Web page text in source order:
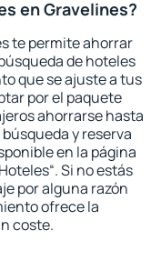
en Gravelines?
te permite ahorrar
de hoteles
que se ajuste a tus
por el paquete
ahorrarse hasta
y reserva
en la página
Si no estás
por alguna razón
ofrece la
coste.